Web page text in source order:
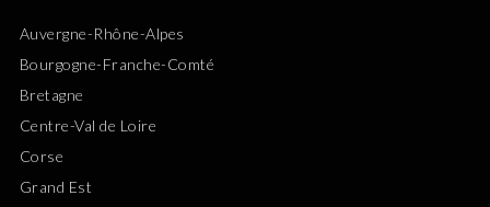
Auvergne-Rhône-Alpes
Bourgogne-Franche-Comté
Bretagne
Centre-Val de Loire
Corse
Grand Est